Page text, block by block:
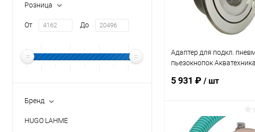
Розница
От До
Бренд
HUGO LAHME
Адаптер для подкл.
пьезокнопок
(AT08.05M)
5 931 ₽ / шт
В корзину